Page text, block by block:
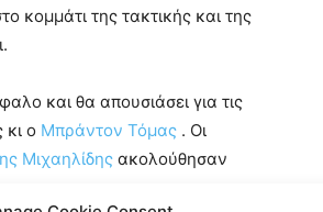
κομμάτι της τακτικής και της
και θα απουσιάσει για τις
ο Μπράντον Τόμας . Οι
Μιχαηλίδης ακολούθησαν